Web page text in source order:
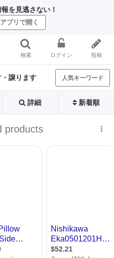
を見逃さない！
アプリで開く
検索 ログイン 投稿
譲ります 人気キーワード
詳細 新着順